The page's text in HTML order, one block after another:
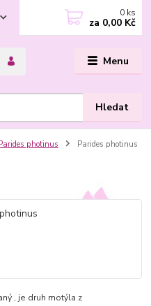
Menu
Hledat
0 ks
za 0,00 Kč
photinus Parides photinus
, je druh motýla z